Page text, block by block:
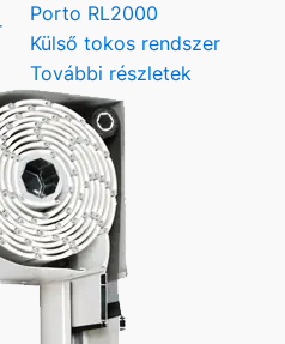
Porto RL2000
Külső tokos rendszer
További részletek